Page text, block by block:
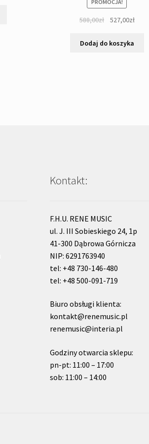
PROMOCJA!
588,00zł
Pierwotna
wynosiła:
527,00zł
Dodaj do koszyka
Kontakt:
F.H.U. RENE MUSIC
ul. J. III Sobieskiego 24, 1p
41-300 Dąbrowa Górnicza
NIP: 6291763940
tel: +48 730-146-480
tel: +48 500-091-719
Biuro obsługi klienta:
kontakt@renemusic.pl
renemusic@interia.pl
Godziny otwarcia sklepu:
pn-pt: 11:00 – 17:00
sob: 11:00 – 14:00